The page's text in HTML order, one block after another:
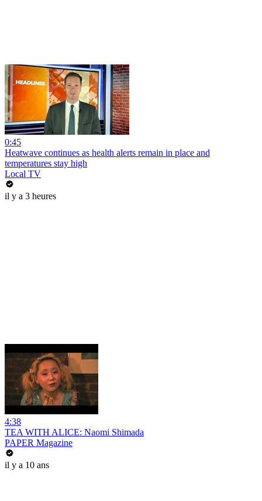
0:45
Heatwave continues as health alerts remain in place and
temperatures stay high
Local TV
il y a 3 heures
4:38
TEA WITH ALICE: Naomi Shimada
PAPER Magazine
il y a 10 ans